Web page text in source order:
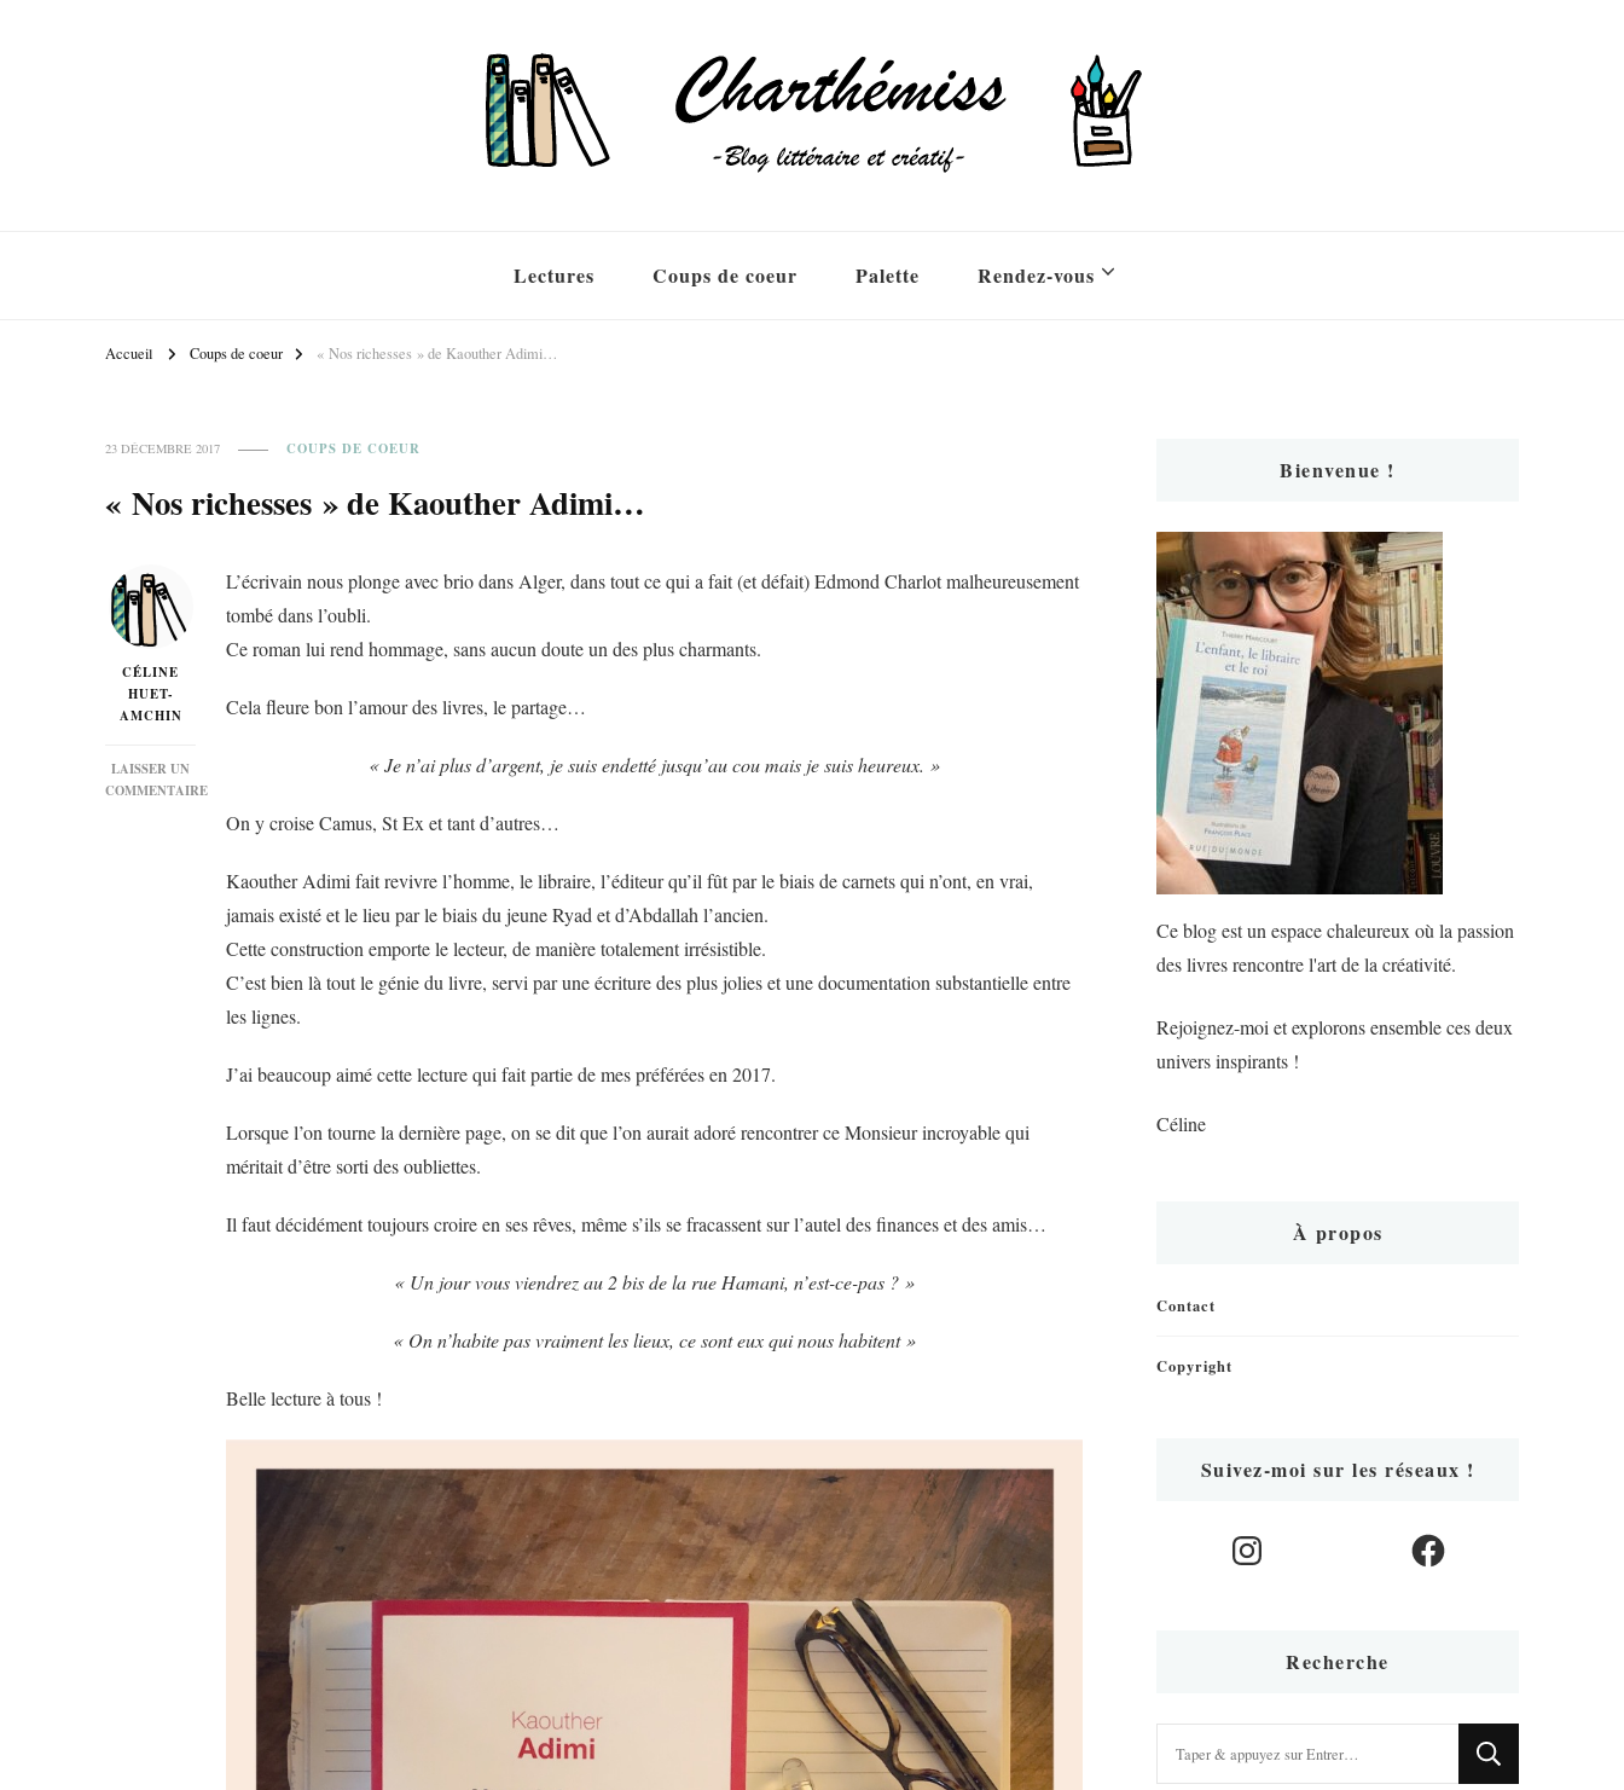
Lectures Coups de coeur Palette Rendez-vous
Accueil Coups de coeur « Nos richesses » de Kaouther Adimi…
23 DÉCEMBRE 2017 COUPS DE COEUR
« Nos richesses » de Kaouther Adimi…
CÉLINE
HUET-
AMCHIN
LAISSER UN
COMMENTAIRE
L’écrivain nous plonge avec brio dans Alger, dans tout ce qui a fait (et défait) Edmond Charlot malheureusement
tombé dans l’oubli.
Ce roman lui rend hommage, sans aucun doute un des plus charmants.
Cela fleure bon l’amour des livres, le partage…
« Je n’ai plus d’argent, je suis endetté jusqu’au cou mais je suis heureux. »
On y croise Camus, St Ex et tant d’autres…
Kaouther Adimi fait revivre l’homme, le libraire, l’éditeur qu’il fût par le biais de carnets qui n’ont, en vrai,
jamais existé et le lieu par le biais du jeune Ryad et d’Abdallah l’ancien.
Cette construction emporte le lecteur, de manière totalement irrésistible.
C’est bien là tout le génie du livre, servi par une écriture des plus jolies et une documentation substantielle entre
les lignes.
J’ai beaucoup aimé cette lecture qui fait partie de mes préférées en 2017.
Lorsque l’on tourne la dernière page, on se dit que l’on aurait adoré rencontrer ce Monsieur incroyable qui
méritait d’être sorti des oubliettes.
Il faut décidément toujours croire en ses rêves, même s’ils se fracassent sur l’autel des finances et des amis…
« Un jour vous viendrez au 2 bis de la rue Hamani, n’est-ce-pas ? »
« On n’habite pas vraiment les lieux, ce sont eux qui nous habitent »
Belle lecture à tous !
Bienvenue !
Ce blog est un espace chaleureux où la passion
des livres rencontre l'art de la créativité.
Rejoignez-moi et explorons ensemble ces deux
univers inspirants !
Céline
À propos
Contact
Copyright
Suivez-moi sur les réseaux !
Instagram Facebook
Recherche